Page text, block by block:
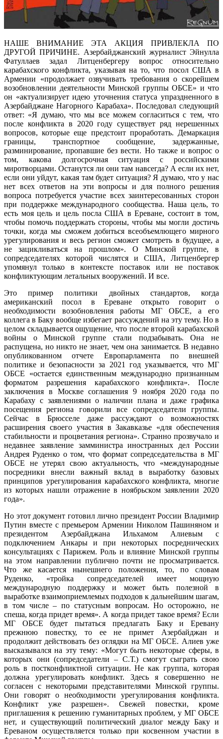
НАШЕ ВНИМАНИЕ ЭТА АКЦИЯ ПРИВЛЕКЛА ПО
ДРУГОЙ ПРИЧИНЕ. Азербайджанский журналист Эйнулла
Фатуллаев задал Литценбергеру вопрос относительно
карабахского конфликта, указывая на то, что посол США в
Армении «продолжает озвучивать требования о скорейшем
возобновлении деятельности Минской группы ОБСЕ» и что
он «актуализирует идею уточнения статуса упраздненного в
Азербайджане Нагорного Карабаха». Последовал следующий
ответ: «Я думаю, что мы все можем согласиться с тем, что
после конфликта в 2020 году существует ряд нерешенных
вопросов, которые еще предстоит проработать. Демаркация
границы, транспортное сообщение, задержанные,
разминирование, пропавшие без вести. Но также и вопрос о
том, какова долгосрочная ситуация с российскими
миротворцами. Останутся ли они там навсегда? А если их нет,
если они уйдут, какая там будет ситуация? Я думаю, что у нас
нет всех ответов на эти вопросы и для полного решения
вопроса потребуется участие всех заинтересованных сторон
при поддержке международного сообщества. Наша цель, то
есть моя цель и цель посла США в Ереване, состоит в том,
чтобы помочь поддержать стороны, чтобы мы могли достичь
точки, когда мы сможем добиться всеобъемлющего мирного
урегулирования и весь регион сможет смотреть в будущее, а
не зацикливаться на прошлом». О Минской группе, в
сопредседателях которой числятся и США, Литценбергер
упомянул только в контексте поставок или не поставок
конфликтующим летальных вооружений. И все.
Это пример политики двойных стандартов, когда
американский посол в Ереване открыто говорит о
необходимости возобновления работы МГ ОБСЕ, а его
коллега в Баку вообще избегает рассуждений на эту тему. Но в
целом складывается ощущение, что после второй карабахской
войны о Минской группе стали подзабывать. Она не
распущена, но никто не знает, чем она занимается. В недавно
опубликованном отчете Европарламента по внешней
политике и безопасности за 2021 год указывается, что МГ
ОБСЕ «остается единственным международно признанным
форматом разрешения карабахского конфликта». После
заключения в Москве соглашения 9 ноября 2020 года по
Карабаху с заявлениями о наличии плана и даже графика
посещения региона говорили все сопредседатели группы.
Сейчас в Брюсселе даже рассуждают о возможностях
расширения своего участия в Закавказье «для обеспечения
стабильности и процветания региона». Странно прозвучало и
недавнее заявление замминистра иностранных дел России
Андрея Руденко о том, что формат сопредседательства в МГ
ОБСЕ не утерял свою актуальность, что «международные
посредники внесли важный вклад в выработку базовых
принципов урегулирования карабахского конфликта, многие
из которых нашли отражение в ноябрьском заявлении 2020
года».
Но этот документ готовил лично президент России Владимир
Путин вместе с премьером Армении Николом Пашиняном и
президентом Азербайджана Ильхамом Алиевым с
подключением Анкары и при некоторых посреднических
консультациях с Парижем. Роль и влияние Минской группы
на этом направлении публично почти не просматривается.
Что же касается нынешнего положения, то, по словам
Руденко, «тройка сопредседателей имеет мощную
международную поддержку и может быть полезной в
выработке взаимоприемлемых подходов к дальнейшим шагам,
в том числе – по статусным вопросам. Но осторожно, не
спеша, когда придет время». А когда придет такое время? Если
МГ ОБСЕ будет пытаться предлагать Баку и Еревану
прежнюю повестку, то ее не примет Азербайджан и
продолжит действовать без оглядки на МГ ОБСЕ. Алиев уже
высказывался на эту тему: «Могут быть некоторые сферы, в
которых они (сопредседатели – С.Т.) смогут сыграть свою
роль в постконфликтной ситуации. Не как группа, которая
должна урегулировать конфликт. Здесь я совершенно не
согласен с некоторыми представителями Минской группы.
Они говорят о необходимости урегулирования конфликта.
Конфликт уже разрешен». Свежей повестки, кроме
приглашения к решению гуманитарных проблем, у МГ ОБСЕ
нет, и существующий политический диалог между Баку и
Ереваном осуществляется только при косвенном участии в